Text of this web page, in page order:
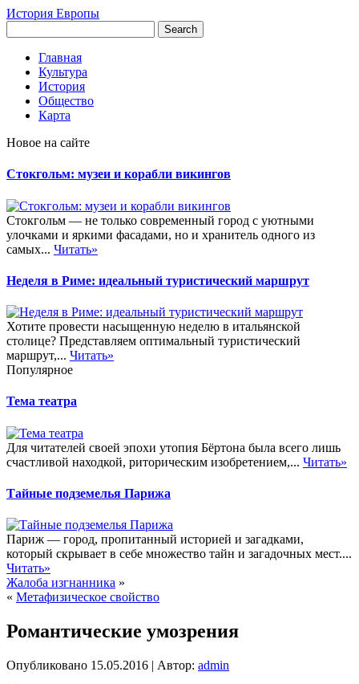
История Европы
Главная
Культура
История
Общество
Карта
Новое на сайте
Стокгольм: музеи и корабли викингов
Стокгольм — не только современный город с уютными
улочками и яркими фасадами, но и хранитель одного из
самых... Читать»
Неделя в Риме: идеальный туристический маршрут
Хотите провести насыщенную неделю в итальянской
столице? Представляем оптимальный туристический
маршрут,... Читать»
Популярное
Тема театра
Для читателей своей эпохи утопия Бёртона была всего лишь
счастливой находкой, риторическим изобретением,... Читать»
Тайные подземелья Парижа
Париж — город, пропитанный историей и загадками,
который скрывает в себе множество тайн и загадочных мест....
Читать»
Жалоба изгнанника »
« Метафизическое свойство
Романтические умозрения
Опубликовано 15.05.2016 | Автор: admin